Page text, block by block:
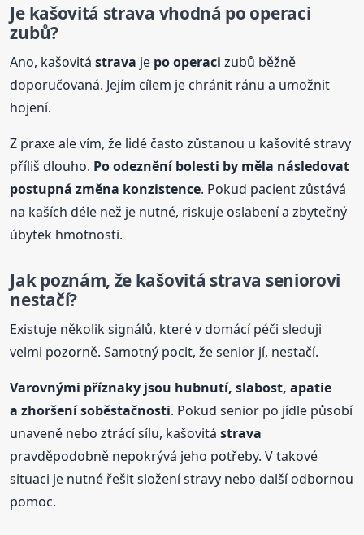
Je kašovitá strava vhodná po operaci
zubů?
Ano, kašovitástrava je po operaci zubů běžně
doporučovaná. Jejím cílem je chránit ránu a umožnit
hojení.
Z praxe ale vím, že lidé často zůstanou u kašovité stravy
příliš dlouho. Po odeznění bolesti by měla následovat
postupná změna konzistence. Pokud pacient zůstává
na kaších déle než je nutné, riskuje oslabení a zbytečný
úbytek hmotnosti.
Jak poznám, že kašovitá strava seniorovi
nestačí?
Existuje několik signálů, které v domácí péči sleduji
velmi pozorně. Samotný pocit, že senior jí, nestačí.
Varovnými příznaky jsou hubnutí, slabost, apatie
a zhoršení soběstačnosti. Pokud senior po jídle působí
unaveně nebo ztrácí sílu, kašovitástrava
pravděpodobně nepokrývá jeho potřeby. V takové
situaci je nutné řešit složení stravy nebo další odbornou
pomoc.